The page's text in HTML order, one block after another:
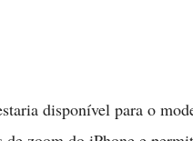
disponível para o